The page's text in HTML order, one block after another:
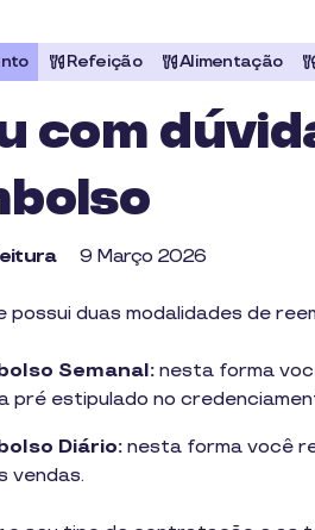
Refeição Alimentação
com
9 Março 2026
possui duas modalidades de
Semanal: nesta forma
pré estipulado no
Diário: nesta forma você
vendas.